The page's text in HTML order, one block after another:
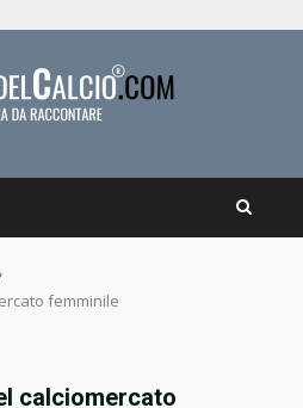
femminile
calciomercato